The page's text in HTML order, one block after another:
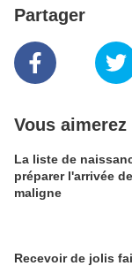
Partager
Vous aimerez
La liste de
préparer l'arrivée
maligne
Recevoir de jolis